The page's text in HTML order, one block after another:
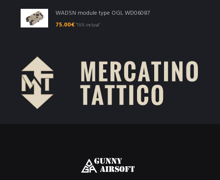
WADSN module type OGL WD06087
75.00€ "IVA inclusa"